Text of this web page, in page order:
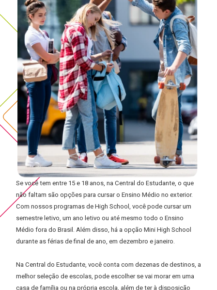
Se você tem entre 15 e 18 anos, na Central do Estudante, o que
não faltam são opções para cursar o Ensino Médio no exterior.
Com nossos programas de High School, você pode cursar um
semestre letivo, um ano letivo ou até mesmo todo o Ensino
Médio fora do Brasil. Além disso, há a opção Mini High School
durante as férias de final de ano, em dezembro e janeiro.
Na Central do Estudante, você conta com dezenas de destinos, a
melhor seleção de escolas, pode escolher se vai morar em uma
casa de família ou na própria escola, além de ter à disposição